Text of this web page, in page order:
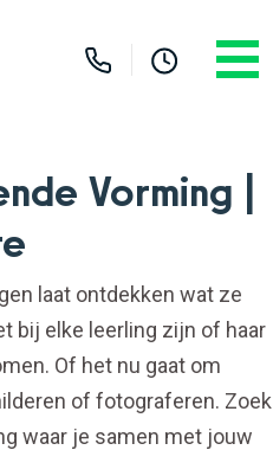
Vorming |
laat ontdekken wat ze
bij elke leerling zijn of haar
Of het nu gaat om
of fotograferen. Zoek
waar je samen met jouw